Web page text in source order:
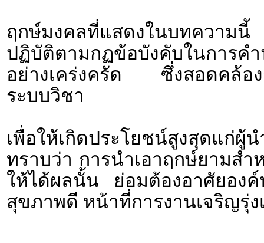
ฤกษ์มงคลที่แสดงในบทความ
ปฏิบัติตามกฏข้อบังคับในก
อย่างเคร่งครัด ซึ่งสอดคล้อง
ระบบวิชา
เพื่อให้เกิดประโยชน์สูงสุดแก่
ทราบว่า การนำเอาฤกษ์ยามสำ
ให้ได้ผลนั้น ย่อมต้องอาศัยอง
สุขภาพดี หน้าที่การงานเจริญรุ่ง